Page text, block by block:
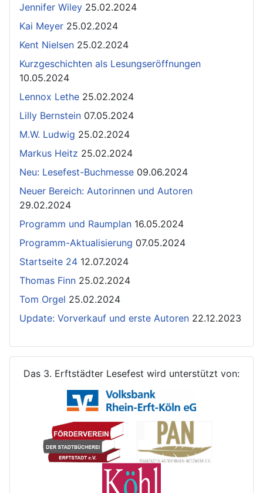
Jennifer Wiley 25.02.2024
Kai Meyer 25.02.2024
Kent Nielsen 25.02.2024
Kurzgeschichten als Lesungseröffnungen
10.05.2024
Lennox Lethe 25.02.2024
Lilly Bernstein 07.05.2024
M.W. Ludwig 25.02.2024
Markus Heitz 25.02.2024
Neu: Lesefest-Buchmesse 09.06.2024
Neuer Bereich: Autorinnen und Autoren
29.02.2024
Programm und Raumplan 16.05.2024
Programm-Aktualisierung 07.05.2024
Startseite 24 12.07.2024
Thomas Finn 25.02.2024
Tom Orgel 25.02.2024
Update: Vorverkauf und erste Autoren 22.12.2023
Das 3. Erftstädter Lesefest wird unterstützt von: